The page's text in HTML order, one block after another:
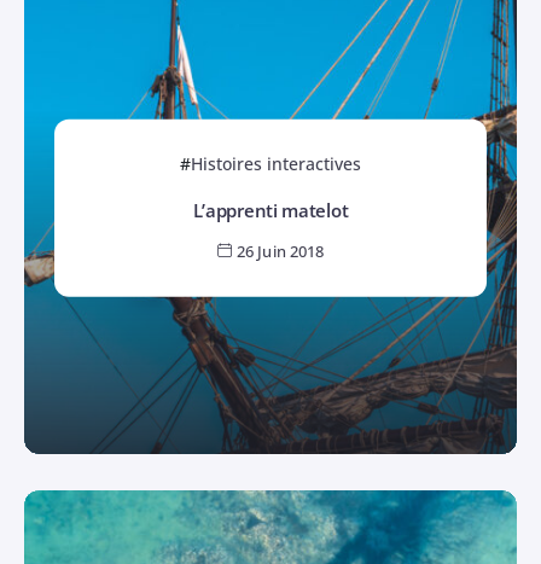
Histoires interactives
L’apprenti matelot
26 Juin 2018